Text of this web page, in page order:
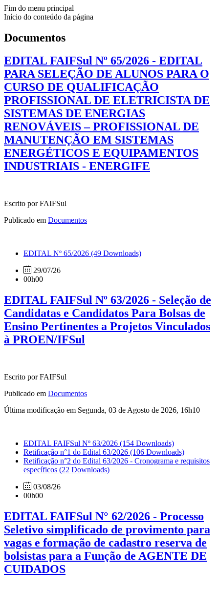
Fim do menu principal
Início do conteúdo da página
Documentos
EDITAL FAIFSul Nº 65/2026 - EDITAL
PARA SELEÇÃO DE ALUNOS PARA O
CURSO DE QUALIFICAÇÃO
PROFISSIONAL DE ELETRICISTA DE
SISTEMAS DE ENERGIAS
RENOVÁVEIS – PROFISSIONAL DE
MANUTENÇÃO EM SISTEMAS
ENERGÉTICOS E EQUIPAMENTOS
INDUSTRIAIS - ENERGIFE
Escrito por FAIFSul
Publicado em Documentos
EDITAL Nº 65/2026 (49 Downloads)
29/07/26
00h00
EDITAL FAIFSul Nº 63/2026 - Seleção de
Candidatas e Candidatos Para Bolsas de
Ensino Pertinentes a Projetos Vinculados
à PROEN/IFSul
Escrito por FAIFSul
Publicado em Documentos
Última modificação em Segunda, 03 de Agosto de 2026, 16h10
EDITAL FAIFSul Nº 63/2026 (154 Downloads)
Retificação n°1 do Edital 63/2026 (106 Downloads)
Retificação n°2 do Edital 63/2026 - Cronograma e requisitos
específicos (22 Downloads)
03/08/26
00h00
EDITAL FAIFSul N° 62/2026 - Processo
Seletivo simplificado de provimento para
vagas e formação de cadastro reserva de
bolsistas para a Função de AGENTE DE
CUIDADOS